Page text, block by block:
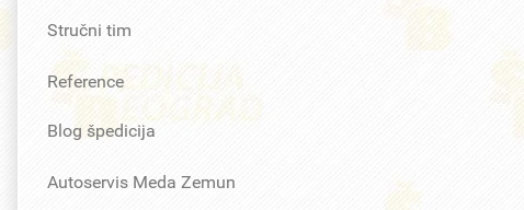
Stručni tim
Reference
Blog špedicija
Autoservis Meda Zemun